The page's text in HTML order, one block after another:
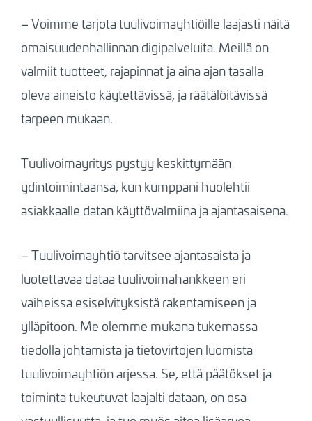
– Voimme tarjota tuulivoimayhtiöille laajasti näitä
omaisuudenhallinnan digipalveluita. Meillä on
valmiit tuotteet, rajapinnat ja aina ajan tasalla
oleva aineisto käytettävissä, ja räätälöitävissä
tarpeen mukaan.
Tuulivoimayritys pystyy keskittymään
ydintoimintaansa, kun kumppani huolehtii
asiakkaalle datan käyttövalmiina ja ajantasaisena.
– Tuulivoimayhtiö tarvitsee ajantasaista ja
luotettavaa dataa tuulivoimahankkeen eri
vaiheissa esiselvityksistä rakentamiseen ja
ylläpitoon. Me olemme mukana tukemassa
tiedolla johtamista ja tietovirtojen luomista
tuulivoimayhtiön arjessa. Se, että päätökset ja
toiminta tukeutuvat laajalti dataan, on osa